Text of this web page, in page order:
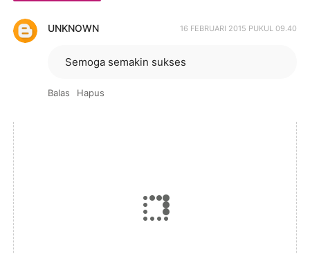
UNKNOWN 16 FEBRUARI 2015 PUKUL 09.40
Semoga semakin sukses
Balas Hapus